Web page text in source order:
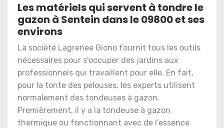
Les matériels qui servent à tondre le
gazon à Sentein dans le 09800 et ses
environs
La société Lagrenee Giono fournit tous les outils
nécessaires pour s'occuper des jardins aux
professionnels qui travaillent pour elle. En fait,
pour la tonte des pelouses, les experts utilisent
normalement des tondeuses à gazon.
Premièrement, il y a la tondeuse à gazon
thermique ou fonctionnant avec de l'essence